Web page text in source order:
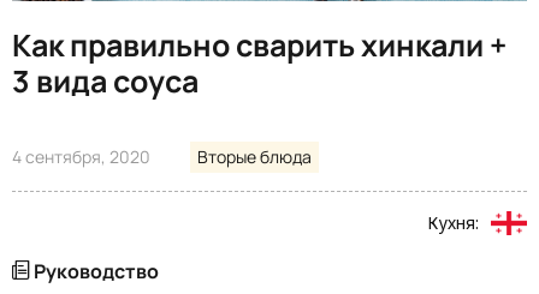
Как правильно сварить хинкали +
3 вида соуса
4 сентября, 2020 Вторые блюда
Кухня:
Руководство